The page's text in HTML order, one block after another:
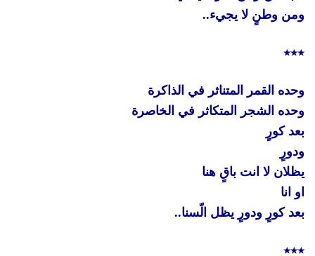
ومن وطنٍ لا يجيء..
٭٭٭
وحده القمر المتناثر في الذاكرة
وحده الشجر المتكاثر في الخاصرة
بعد كورٍ
ودورٍ
يظلان لا انت باقٍ هنا
او انا
بعد كورٍ ودورٍ يظل الّسنا..
٭٭٭